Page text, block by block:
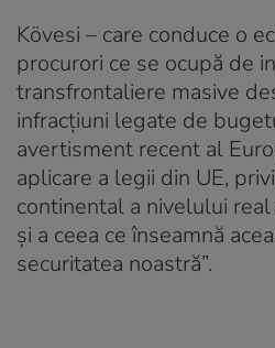
Kövesi – care conduce o
procurori ce se ocupă de
transfrontaliere masive
infracţiuni legate de
avertisment recent al
aplicare a legii din UE,
continental a nivelului
şi a ceea ce înseamnă
securitatea noastră”.